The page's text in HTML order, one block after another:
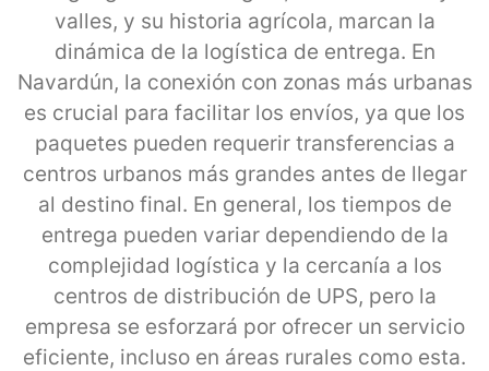
valles, y su historia agrícola, marcan la
dinámica de la logística de entrega. En
Navardún, la conexión con zonas más urbanas
es crucial para facilitar los envíos, ya que los
paquetes pueden requerir transferencias a
centros urbanos más grandes antes de llegar
al destino final. En general, los tiempos de
entrega pueden variar dependiendo de la
complejidad logística y la cercanía a los
centros de distribución de UPS, pero la
empresa se esforzará por ofrecer un servicio
eficiente, incluso en áreas rurales como esta.